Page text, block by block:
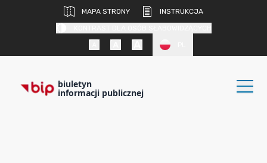
MAPA STRONY
INSTRUKCJA
biuletyn
informacji publicznej